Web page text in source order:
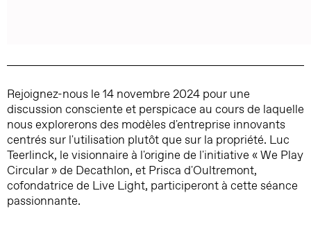
Rejoignez-nous le 14 novembre 2024 pour une
discussion consciente et perspicace au cours de laquelle
nous explorerons des modèles d'entreprise innovants
centrés sur l'utilisation plutôt que sur la propriété. Luc
Teerlinck, le visionnaire à l'origine de l'initiative « We Play
Circular » de Decathlon, et Prisca d'Oultremont,
cofondatrice de Live Light, participeront à cette séance
passionnante.